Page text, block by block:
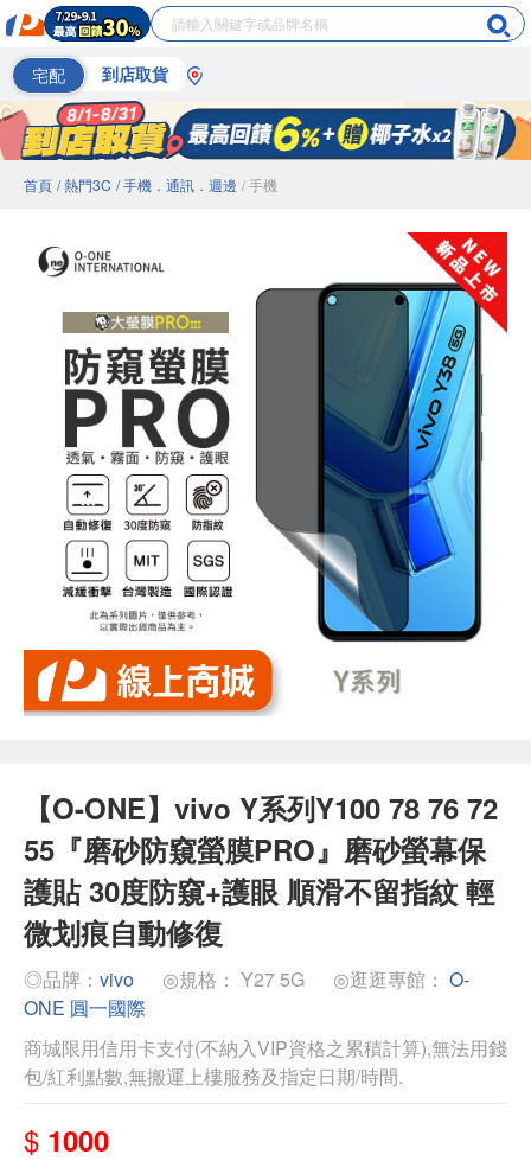
宅配 到店取貨
首頁 / 熱門3C / 手機．通訊．週邊 / 手機
【O-ONE】vivo Y系列Y100 78 76 72
55『磨砂防窺螢膜PRO』磨砂螢幕保
護貼 30度防窺+護眼 順滑不留指紋 輕
微划痕自動修復
◎品牌： vivo ◎規格： Y27 5G ◎逛逛專館： O-
ONE 圓一國際
商城限用信用卡支付(不納入VIP資格之累積計算),無法用錢
包/紅利點數,無搬運上樓服務及指定日期/時間.
$ 1000